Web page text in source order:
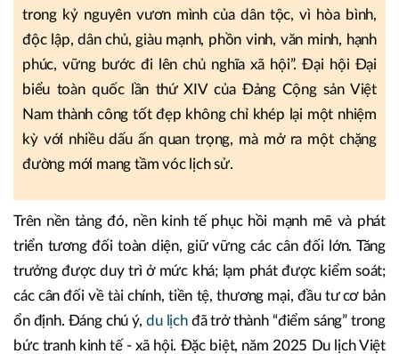
trong kỷ nguyên vươn mình của dân tộc, vì hòa bình,
độc lập, dân chủ, giàu mạnh, phồn vinh, văn minh, hạnh
phúc, vững bước đi lên chủ nghĩa xã hội”. Đại hội Đại
biểu toàn quốc lần thứ XIV của Đảng Cộng sản Việt
Nam thành công tốt đẹp không chỉ khép lại một nhiệm
kỳ với nhiều dấu ấn quan trọng, mà mở ra một chặng
đường mới mang tầm vóc lịch sử.
Trên nền tảng đó, nền kinh tế phục hồi mạnh mẽ và phát
triển tương đối toàn diện, giữ vững các cân đối lớn. Tăng
trưởng được duy trì ở mức khá; lạm phát được kiểm soát;
các cân đối về tài chính, tiền tệ, thương mại, đầu tư cơ bản
ổn định. Đáng chú ý, du lịchđã trở thành “điểm sáng” trong
bức tranh kinh tế - xã hội. Đặc biệt, năm 2025 Du lịch Việt